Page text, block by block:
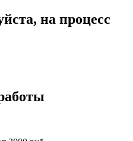
на процесс